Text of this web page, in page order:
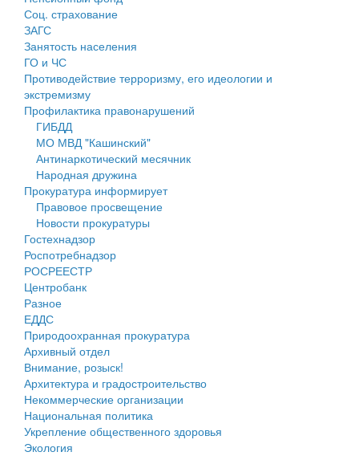
Персональные данные
Оценка регулирующего воздействия
Деятельность МУ
Нормативы градостроительного проектирования
Правила землепользования и застройки
Генеральные планы
Проекты планировки территории
Собрание депутатов
Городское поселение
Сельские поселения
Соц. страхование
ЗАГС
Занятость населения
ГО и ЧС
Противодействие терроризму, его идеологии и
экстремизму
Профилактика правонарушений
ГИБДД
МО МВД "Кашинский"
Антинаркотический месячник
Народная дружина
Прокуратура информирует
Правовое просвещение
Новости прокуратуры
Гостехнадзор
Роспотребнадзор
РОСРЕЕСТР
Центробанк
Разное
ЕДДС
Природоохранная прокуратура
Архивный отдел
Внимание, розыск!
Архитектура и градостроительство
Некоммерческие организации
Национальная политика
Укрепление общественного здоровья
Экология